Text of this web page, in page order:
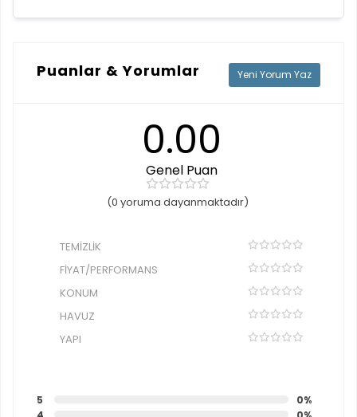
Puanlar & Yorumlar Yeni Yorum Yaz
0.00
Genel Puan
(0 yoruma dayanmaktadır)
TEMIZLIK
FIYAT/PERFORMANS
KONUM
HAVUZ
YAPI
5
0%